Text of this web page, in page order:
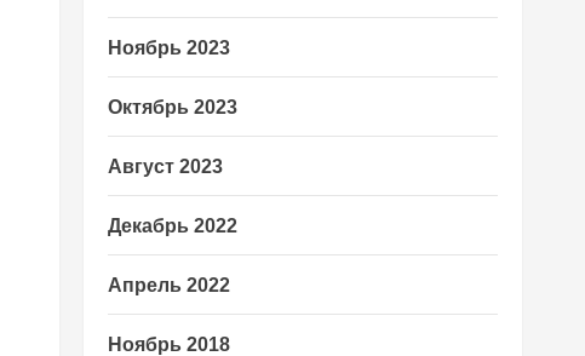
Ноябрь 2023
Октябрь 2023
Август 2023
Декабрь 2022
Апрель 2022
Ноябрь 2018